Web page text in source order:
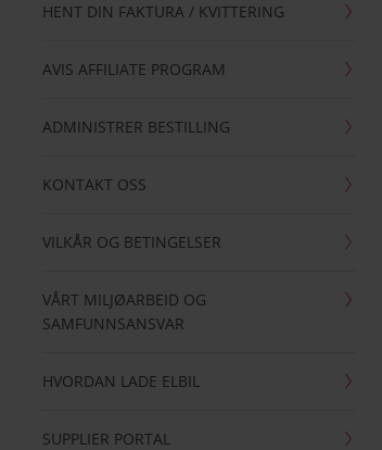
HENT DIN FAKTURA / KVITTERING
AVIS AFFILIATE PROGRAM
ADMINISTRER BESTILLING
KONTAKT OSS
VILKÅR OG BETINGELSER
VÅRT MILJØARBEID OG
SAMFUNNSANSVAR
HVORDAN LADE ELBIL
SUPPLIER PORTAL